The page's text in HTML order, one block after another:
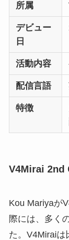
所属
デビュー
日
活動内容
配信言語
特徴
V4Mirai 2nd
Kou Mariyaが
際には、多く
た。V4Miraiは